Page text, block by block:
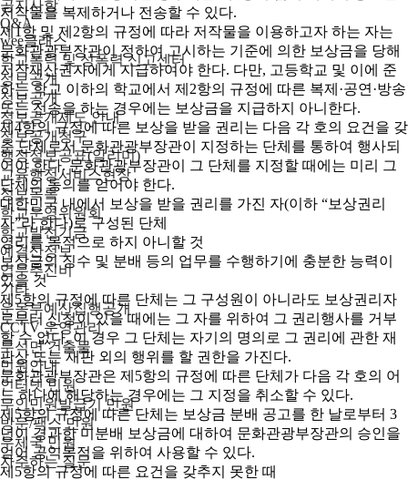
공지사항
Q&A
wee클래스
학교폭력 및 성폭력 신고센터
정보공개
정보공개
정보공개제도 안내
정보공개청구
행정정보공표(알리미)
교육행정서비스현장
정보목록
학교운영위원회
학교발전기금
예결산정보
업무추진비
기타
운동부예산집행공개
CCTV 운영관리
무석면 건출물
민원안내
인터넷 민원
무인민원발급기 민원
방문/팩스 민원
우체국 민원
자주하는 질문
저작물을 복제하거나 전송할 수 있다.
제1항 및 제2항의 규정에 따라 저작물을 이용하고자 하는 자는
문화관광부장관이 정하여 고시하는 기준에 의한 보상금을 당해
저작재산권자에게 지급하여야 한다. 다만, 고등학교 및 이에 준
하는 학교 이하의 학교에서 제2항의 규정에 따른 복제·공연·방송
또는 전송을 하는 경우에는 보상금을 지급하지 아니한다.
제4항의 규정에 따른 보상을 받을 권리는 다음 각 호의 요건을 갖
춘 단체로서 문화관광부장관이 지정하는 단체를 통하여 행사되
어야 한다. 문화관광부장관이 그 단체를 지정할 때에는 미리 그
단체의 동의를 얻어야 한다.
대한민국 내에서 보상을 받을 권리를 가진 자(이하 “보상권리
자”라 한다)로 구성된 단체
영리를 목적으로 하지 아니할 것
보상금의 징수 및 분배 등의 업무를 수행하기에 충분한 능력이
있을 것
제5항의 규정에 따른 단체는 그 구성원이 아니라도 보상권리자
로부터 신청이 있을 때에는 그 자를 위하여 그 권리행사를 거부
할 수 없다. 이 경우 그 단체는 자기의 명의로 그 권리에 관한 재
판상 또는 재판 외의 행위를 할 권한을 가진다.
문화관광부장관은 제5항의 규정에 따른 단체가 다음 각 호의 어
느 하나에 해당하는 경우에는 그 지정을 취소할 수 있다.
제5항의 규정에 따른 단체는 보상금 분배 공고를 한 날로부터 3
년이 경과한 미분배 보상금에 대하여 문화관광부장관의 승인을
얻어 공익목적을 위하여 사용할 수 있다.
제5항의 규정에 따른 요건을 갖추지 못한 때